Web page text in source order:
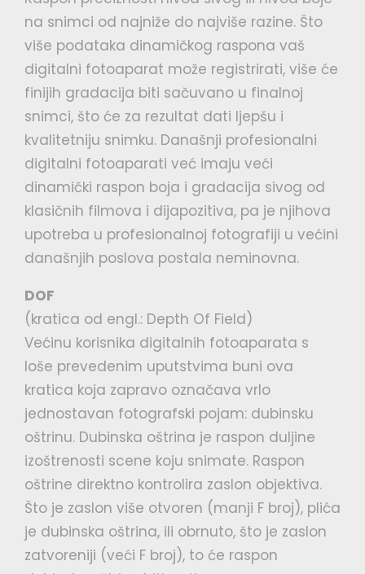
na snimci od najniže do najviše razine. Što
više podataka dinamičkog raspona vaš
digitalni fotoaparat može registrirati, više će
finijih gradacija biti sačuvano u finalnoj
snimci, što će za rezultat dati ljepšu i
kvalitetniju snimku. Današnji profesionalni
digitalni fotoaparati već imaju veći
dinamički raspon boja i gradacija sivog od
klasičnih filmova i dijapozitiva, pa je njihova
upotreba u profesionalnoj fotografiji u većini
današnjih poslova postala neminovna.
DOF
(kratica od engl.: Depth Of Field)
Većinu korisnika digitalnih fotoaparata s
loše prevedenim uputstvima buni ova
kratica koja zapravo označava vrlo
jednostavan fotografski pojam: dubinsku
oštrinu. Dubinska oštrina je raspon duljine
izoštrenosti scene koju snimate. Raspon
oštrine direktno kontrolira zaslon objektiva.
Što je zaslon više otvoren (manji F broj), plića
je dubinska oštrina, ili obrnuto, što je zaslon
zatvoreniji (veći F broj), to će raspon